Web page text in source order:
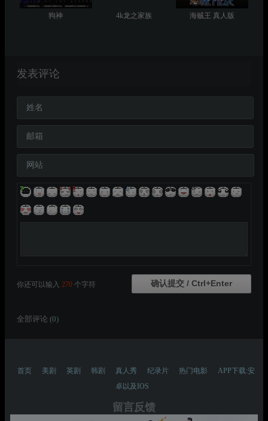
狗神 4k龙之家族 海贼王 真人版
发表评论
姓名
邮箱
网站
你还可以输入 270 个字符
全部评论 (0)
首页 美剧 英剧 韩剧 真人秀 纪录片 热门电影
APP下载:安
卓以及IOS
留言反馈